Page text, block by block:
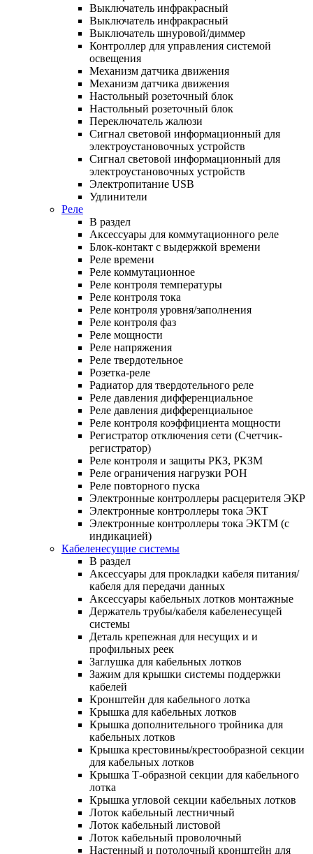
Выключатель инфракрасный
Выключатель инфракрасный
Выключатель шнуровой/диммер
Контроллер для управления системой
освещения
Механизм датчика движения
Механизм датчика движения
Настольный розеточный блок
Настольный розеточный блок
Переключатель жалюзи
Сигнал световой информационный для
электроустановочных устройств
Сигнал световой информационный для
электроустановочных устройств
Электропитание USB
Удлинители
Реле
В раздел
Аксессуары для коммутационного реле
Блок-контакт с выдержкой времени
Реле времени
Реле коммутационное
Реле контроля температуры
Реле контроля тока
Реле контроля уровня/заполнения
Реле контроля фаз
Реле мощности
Реле напряжения
Реле твердотельное
Розетка-реле
Радиатор для твердотельного реле
Реле давления дифференциальное
Реле давления дифференциальное
Реле контроля коэффициента мощности
Регистратор отключения сети (Счетчик-
регистратор)
Реле контроля и защиты РКЗ, РКЗМ
Реле ограничения нагрузки РОН
Реле повторного пуска
Электронные контроллеры расцерителя ЭКР
Электронные контроллеры тока ЭКТ
Электронные контроллеры тока ЭКТМ (с
индикацией)
Кабеленесущие системы
В раздел
Аксессуары для прокладки кабеля питания/
кабеля для передачи данных
Аксессуары кабельных лотков монтажные
Держатель трубы/кабеля кабеленесущей
системы
Деталь крепежная для несущих и и
профильных реек
Заглушка для кабельных лотков
Зажим для крышки системы поддержки
кабелей
Кронштейн для кабельного лотка
Крышка для кабельных лотков
Крышка дополнительного тройника для
кабельных лотков
Крышка крестовины/крестообразной секции
для кабельных лотков
Крышка Т-образной секции для кабельного
лотка
Крышка угловой секции кабельных лотков
Лоток кабельный лестничный
Лоток кабельный листовой
Лоток кабельный проволочный
Настенный и потолочный кронштейн для